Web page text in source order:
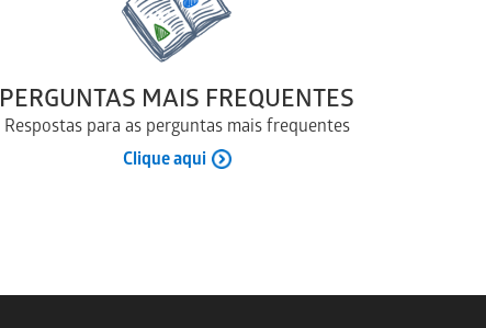
PERGUNTAS MAIS FREQUENTES
Respostas para as perguntas mais frequentes
Clique aqui